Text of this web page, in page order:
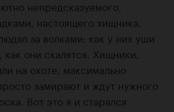
непредсказуемого,
настоящего хищника.
за волками: как у них уши
как они скалятся. Хищники,
на охоте, максимально
замирают и ждут нужного
Вот это я и старался